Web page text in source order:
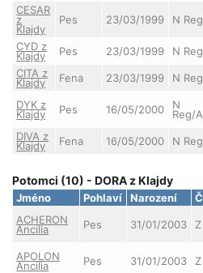
CESAR
z
Klajdy
Pes 23/03/1999 N
CYD z
Klajdy Pes 23/03/1999
N
CITA z
Klajdy Fena 23/03/1999 N
DYK z
Klajdy Pes 16/05/2000 N
Reg/
DIVA z
Klajdy Fena 16/05/2000 N
Potomci (10) - DORA z Klajdy
Jméno Pohlaví Narození
ACHERON
Ancilia Pes 31/01/2003
APOLON
Ancilia Pes 31/01/2003